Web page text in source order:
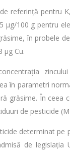
referință pentru
µg/100 g pentru
în probele
µg Cu.
în parametri
grăsime. În
de pesticide
determinat
de